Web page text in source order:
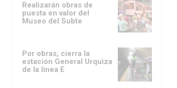
Realizarán obras de
puesta en valor del
Museo del Subte
Por obras, cierra la
estación General Urquiza
de la línea E